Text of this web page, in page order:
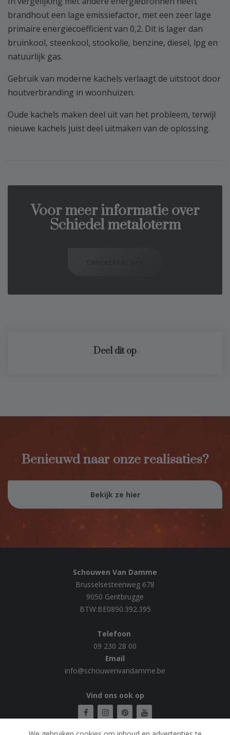
brandhout een lage emissiefactor, met een zeer lage
primaire energiecoëfficiënt van 0,2. Dit is lager dan
bruinkool, steenkool, stookolie, benzine, diesel, lpg en
natuurlijk gas.
Gebruik van moderne kachels verlaagt de uitstoot door
houtverbranding in woonhuizen.
Oude kachels maken deel uit van het probleem, terwijl
nieuwe kachels juist deel uitmaken van de oplossing.
Voor meer informatie over
Schiedel metaloterm
Deel dit op
Benieuwd naar onze realisaties?
Bekijk ze hier
Schouwen Van Damme
Brusselsesteenweg 678
9050 Gentbrugge
BTW:BE0890.392.395
Telefoon
09 230 28 00
Email
info@schouwenvandamme.be
Vind ons ook op